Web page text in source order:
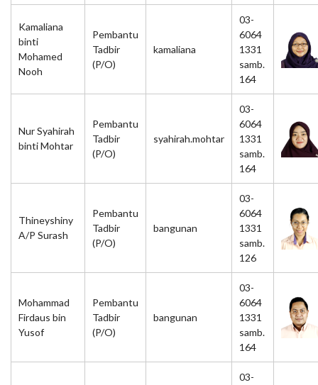
Kamaliana
binti
Mohamed
Nooh
Pembantu
Tadbir
(P/O)
kamaliana
03-
6064
1331
samb.
164
Nur Syahirah
binti Mohtar
Pembantu
Tadbir
(P/O)
syahirah.mohtar
03-
6064
1331
samb.
164
Thineyshiny
A/P Surash
Pembantu
Tadbir
(P/O)
bangunan
03-
6064
1331
samb.
126
Mohammad
Firdaus bin
Yusof
Pembantu
Tadbir
(P/O)
bangunan
03-
6064
1331
samb.
164
03-